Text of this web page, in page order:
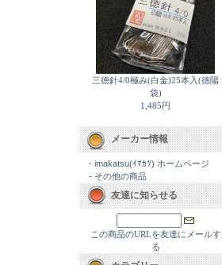
三徳針4/0極み(白金)25本入(徳陽
袋)
1,485円
メーカー情報
- imakatsu(ｲﾏｶﾂ) ホームページ
- その他の商品
友達に知らせる
この商品のURLを友達にメールす
る